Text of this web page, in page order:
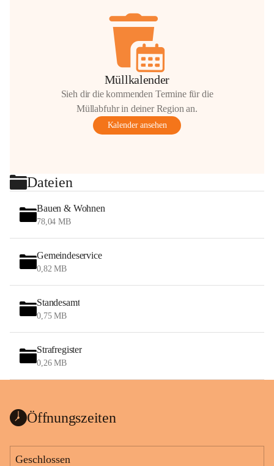
Müllkalender
Sieh dir die kommenden Termine für die
Müllabfuhr in deiner Region an.
Kalender ansehen
Dateien
Bauen & Wohnen
78,04 MB
Gemeindeservice
0,82 MB
Standesamt
0,75 MB
Strafregister
0,26 MB
Öffnungszeiten
Geschlossen